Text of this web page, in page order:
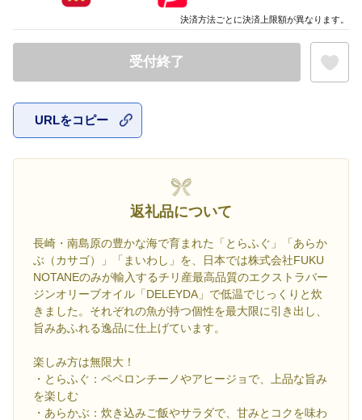
受付終了
URLをコピー
返礼品について
長崎・南島原の豊かな海で育まれた「とらふぐ」「あらか
ぶ（カサゴ）」「まいわし」を、日本では株式会社FUKU
NOTANEのみが輸入するチリ産最高品質のエクストラバー
ジンオリーブオイル「DELEYDA」で低温でじっくりと炊
きました。それぞれの魚が持つ個性を最大限に引き出し、
旨みあふれる逸品に仕上げています。
楽しみ方は無限大！
・とらふぐ：ペペロンチーノやアヒージョで、上品な旨み
を楽しむ
・あらかぶ：炊き込みご飯やサラダで、甘みとコクを味わ
決済方法ごとに決済上限額が異なります。